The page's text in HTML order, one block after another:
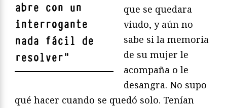
abre con un
interrogante
nada fácil de
resolver"
que se quedara
viudo, y aún no
sabe si la memoria
de su mujer le
acompaña o le
desangra. No supo
qué hacer cuando se quedó solo. Tenían